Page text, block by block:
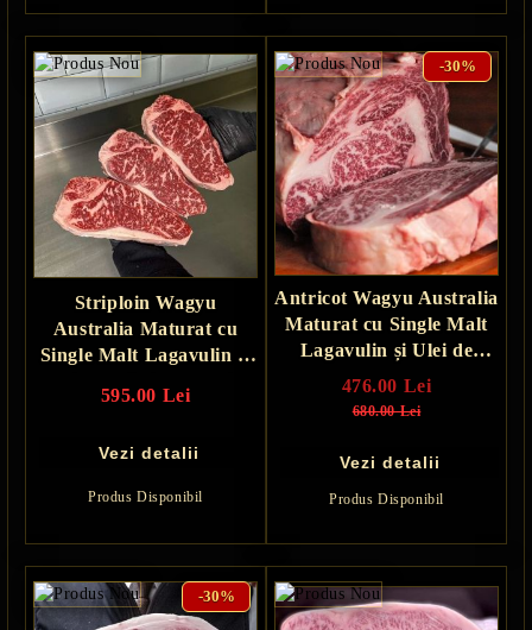
Striploin Wagyu
Australia Maturat cu
Single Malt Lagavulin și
595.00 Lei
Vezi detalii
Produs Disponibil
Antricot Wagyu Australia
Maturat cu Single Malt
Lagavulin și Ulei de
Măsline - 30 zile
-30%
476.00 Lei
680.00 Lei
Vezi detalii
Produs Disponibil
-30%